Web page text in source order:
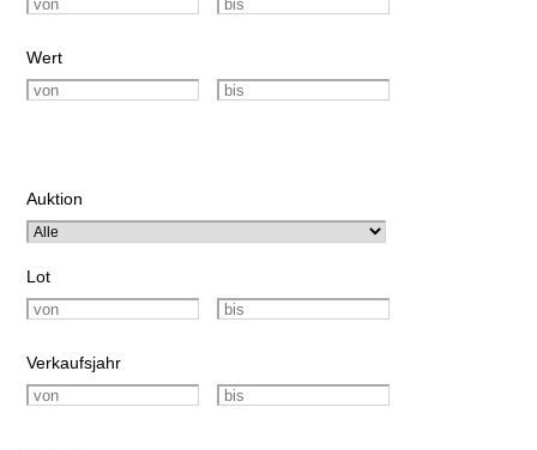
Wert
Auktion
Lot
Verkaufsjahr